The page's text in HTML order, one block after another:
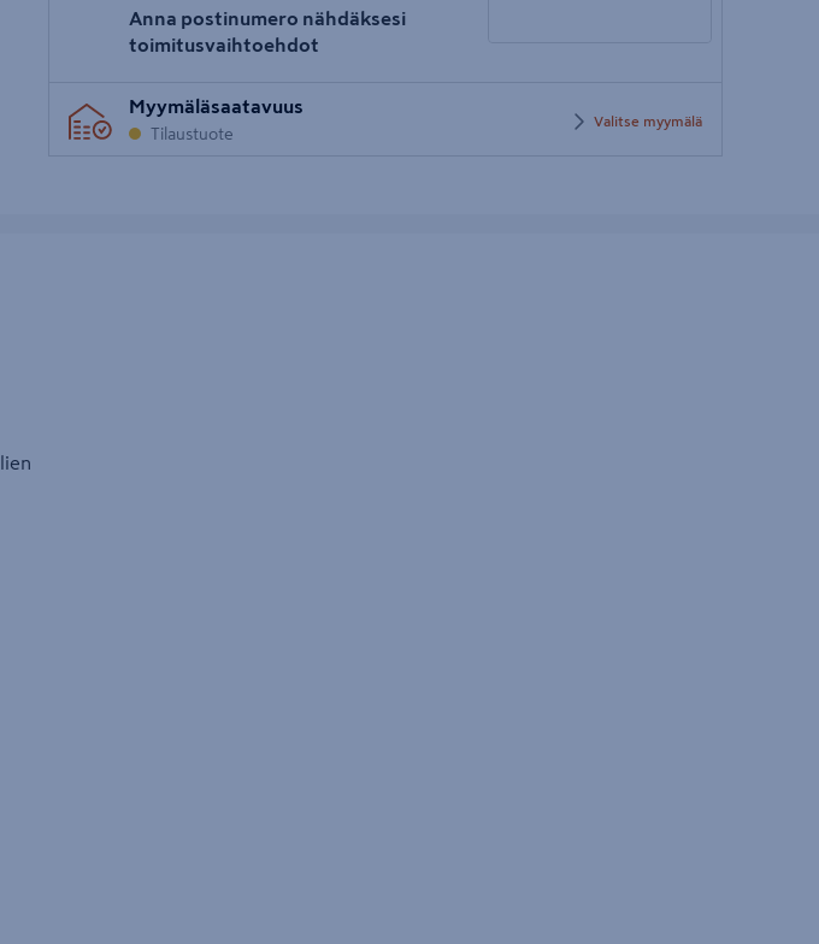
Anna postinumero nähdäksesi
toimitusvaihtoehdot
postinumero
Myymäläsaatavuus
Tilaustuote
Valitse myymälä